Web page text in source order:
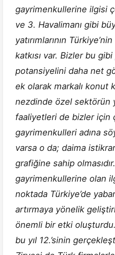
gayrimenkullerine ilgisi
ve 3. Havalimanı gibi
yatırımlarının
katkısı var. Bizler bu
potansiyelini daha net
ek olarak markalı konut
nezdinde özel sektörün
faaliyetleri de bizler için
gayrimenkulleri adına
varsa o da; daima
grafiğine sahip
gayrimenkullerine olan
noktada Türkiye’de
artırmaya yönelik
önemli bir etki
bu yıl 12.’sinin